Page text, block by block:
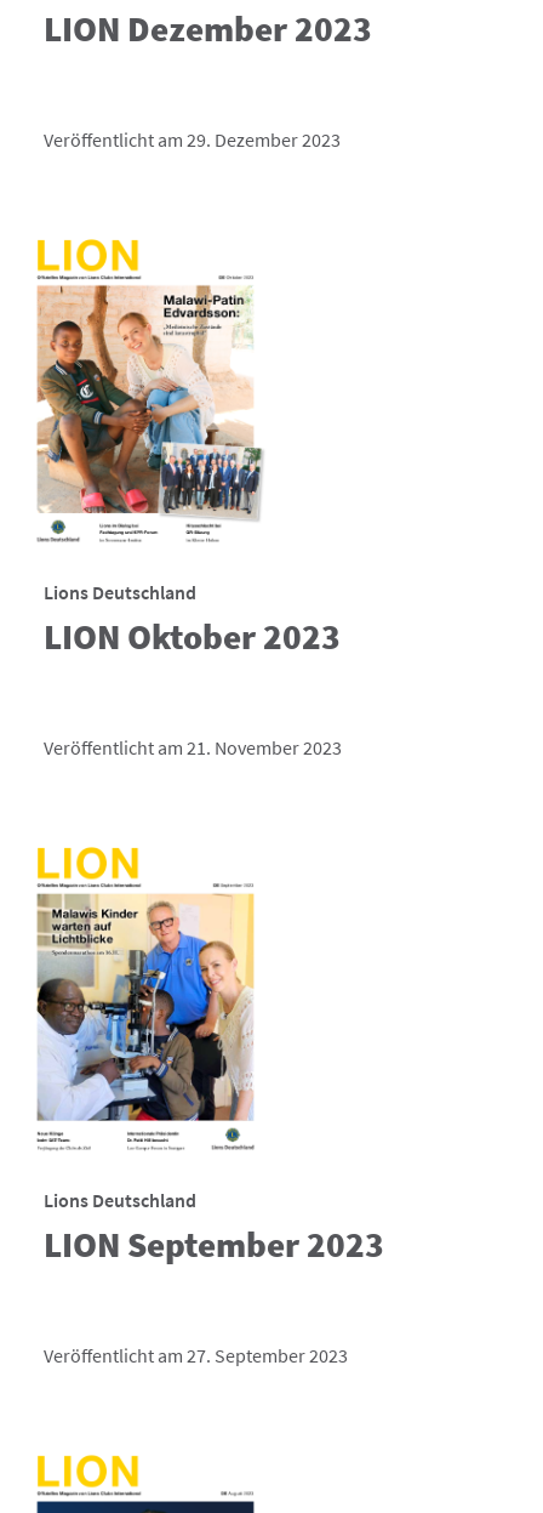
LION Dezember 2023
Veröffentlicht am 29. Dezember 2023
Lions Deutschland
LION Oktober 2023
Veröffentlicht am 21. November 2023
Lions Deutschland
LION September 2023
Veröffentlicht am 27. September 2023